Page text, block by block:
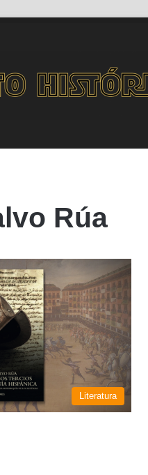
Rúa
Literatura